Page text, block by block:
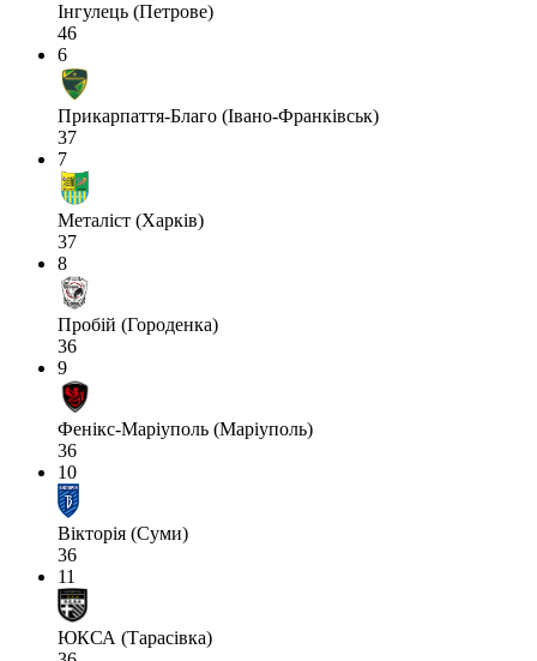
Інгулець (Петрове)
46
6
Прикарпаття-Благо (Івано-Франківськ)
37
7
Металіст (Харків)
37
8
Пробій (Городенка)
36
9
Фенікс-Маріуполь (Маріуполь)
36
10
Вікторія (Суми)
36
11
ЮКСА (Тарасівка)